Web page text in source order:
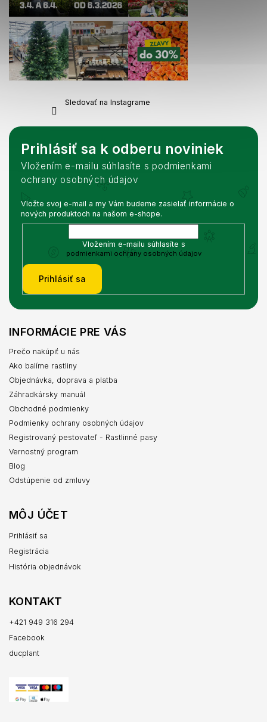
Sledovať na Instagrame
Prihlásiť sa k odberu noviniek
Vložením e-mailu súhlasíte s podmienkami
ochrany osobných údajov
Vložte svoj e-mail a my Vám budeme zasielať informácie o
nových produktoch na našom e-shope.
Vložením e-mailu súhlasíte s
podmienkami ochrany osobných údajov
Prihlásiť sa
INFORMÁCIE PRE VÁS
Prečo nakúpiť u nás
Ako balíme rastliny
Objednávka, doprava a platba
Záhradkársky manuál
Obchodné podmienky
Podmienky ochrany osobných údajov
Registrovaný pestovateľ - Rastlinné pasy
Vernostný program
Blog
Odstúpenie od zmluvy
MÔJ ÚČET
Prihlásiť sa
Registrácia
História objednávok
KONTAKT
+421 949 316 294
Facebook
ducplant